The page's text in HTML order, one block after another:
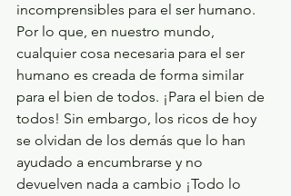
incomprensibles para el ser humano.
Por lo que, en nuestro mundo,
cualquier cosa necesaria para el ser
humano es creada de forma similar
para el bien de todos. ¡Para el bien de
todos! Sin embargo, los ricos de hoy
se olvidan de los demás que lo han
ayudado a encumbrarse y no
devuelven nada a cambio ¡Todo lo